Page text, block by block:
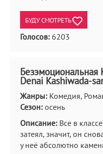
БУДУ СМОТРЕТЬ
Голосов: 6203
Denai Kashiwada-
Жанры: Комедия,
Сезон: осень
Описание: Все в
затеял, значит, он
у неё абсолютно